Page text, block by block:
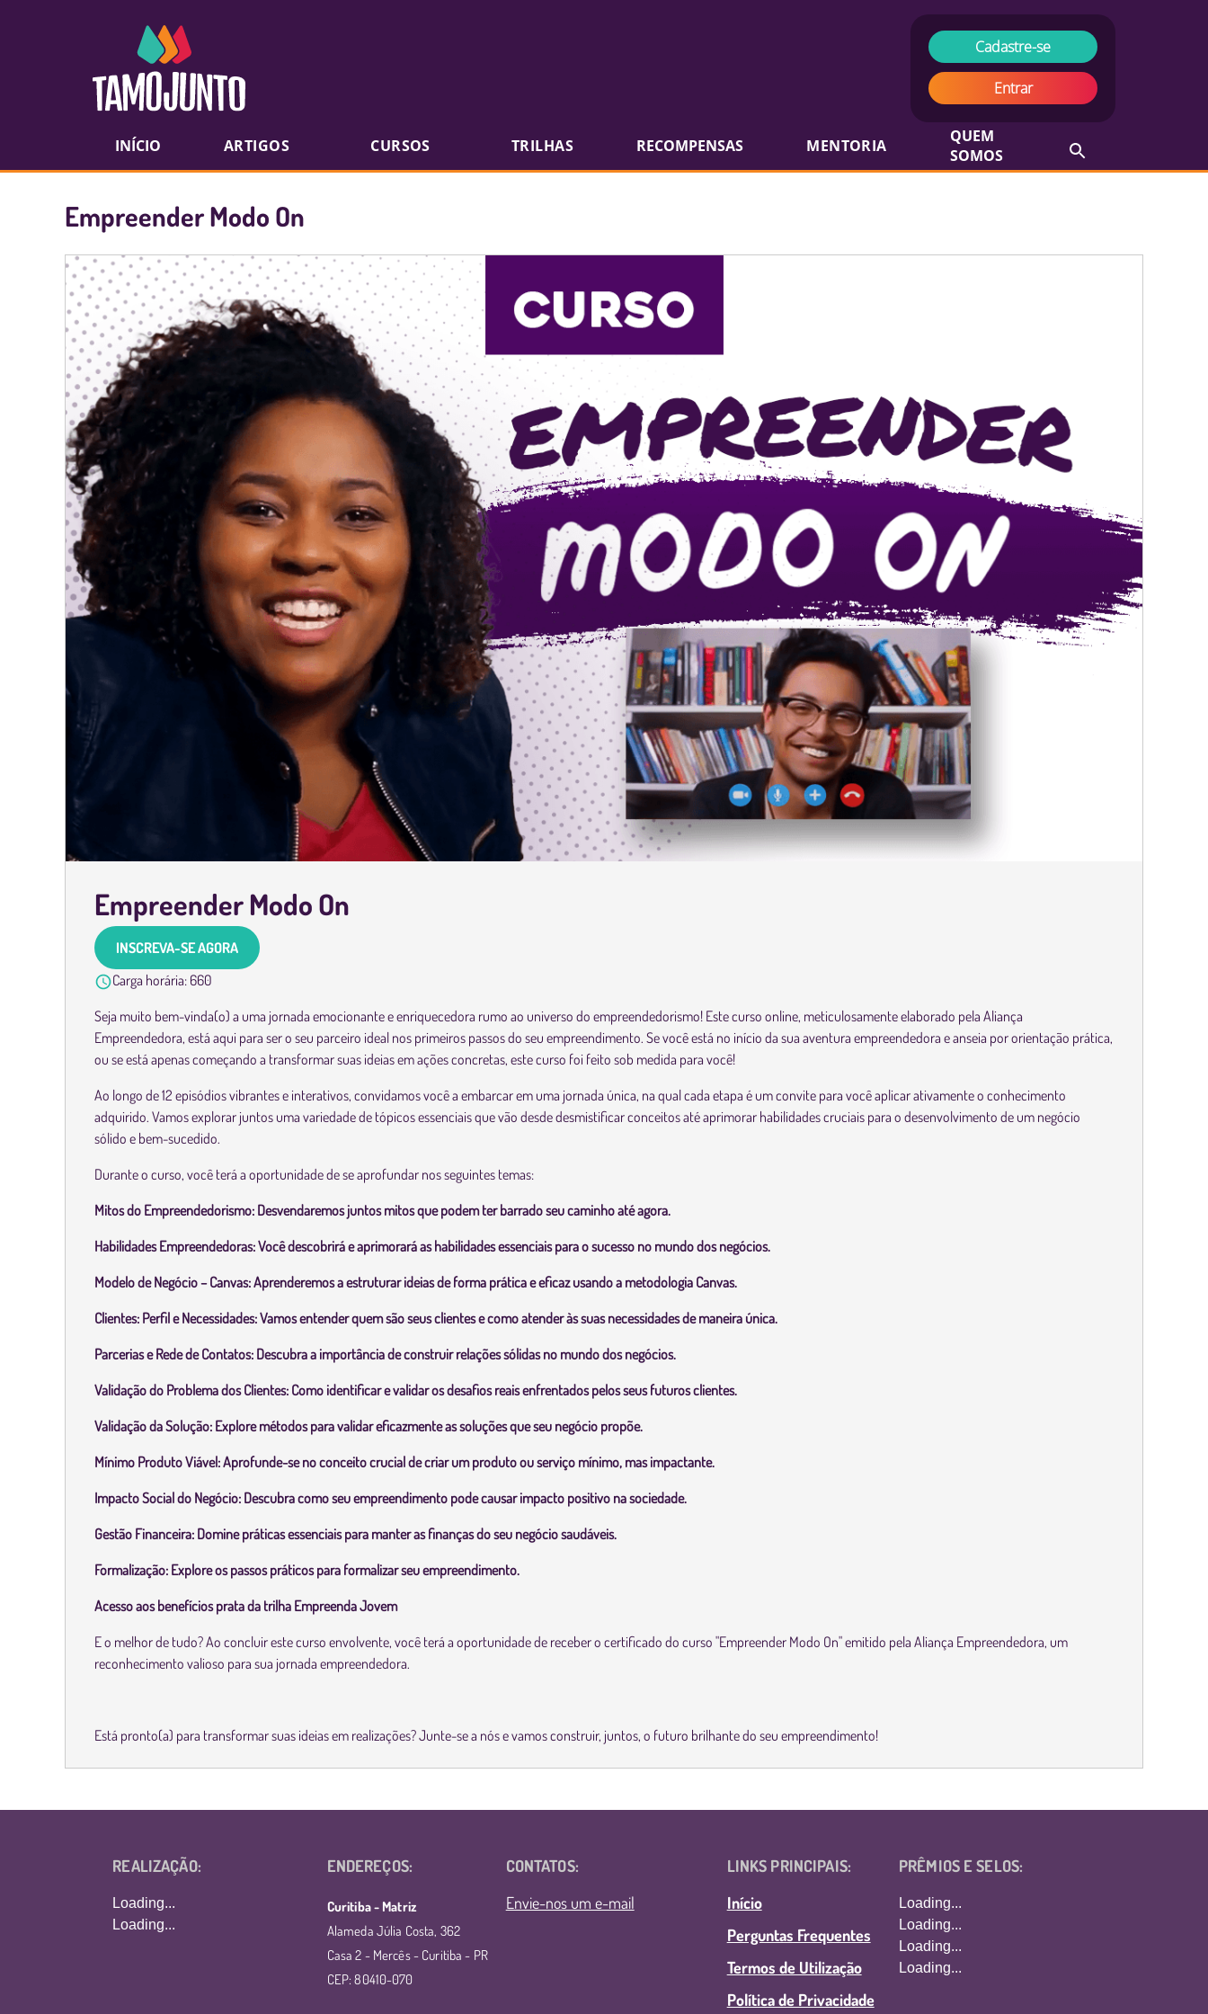
Cadastre-se
Entrar
INÍCIO ARTIGOS CURSOS TRILHAS RECOMPENSAS MENTORIA
QUEM
SOMOS
Empreender Modo On
Empreender Modo On
INSCREVA-SE AGORA
Carga horária: 660
Seja muito bem-vinda(o) a uma jornada emocionante e enriquecedora rumo ao universo do empreendedorismo! Este curso online, meticulosamente elaborado pela Aliança
Empreendedora, está aqui para ser o seu parceiro ideal nos primeiros passos do seu empreendimento. Se você está no início da sua aventura empreendedora e anseia por orientação prática,
ou se está apenas começando a transformar suas ideias em ações concretas, este curso foi feito sob medida para você!
Ao longo de 12 episódios vibrantes e interativos, convidamos você a embarcar em uma jornada única, na qual cada etapa é um convite para você aplicar ativamente o conhecimento
adquirido. Vamos explorar juntos uma variedade de tópicos essenciais que vão desde desmistificar conceitos até aprimorar habilidades cruciais para o desenvolvimento de um negócio
sólido e bem-sucedido.
Durante o curso, você terá a oportunidade de se aprofundar nos seguintes temas:
Mitos do Empreendedorismo: Desvendaremos juntos mitos que podem ter barrado seu caminho até agora.
Habilidades Empreendedoras: Você descobrirá e aprimorará as habilidades essenciais para o sucesso no mundo dos negócios.
Modelo de Negócio – Canvas: Aprenderemos a estruturar ideias de forma prática e eficaz usando a metodologia Canvas.
Clientes: Perfil e Necessidades: Vamos entender quem são seus clientes e como atender às suas necessidades de maneira única.
Parcerias e Rede de Contatos: Descubra a importância de construir relações sólidas no mundo dos negócios.
Validação do Problema dos Clientes: Como identificar e validar os desafios reais enfrentados pelos seus futuros clientes.
Validação da Solução: Explore métodos para validar eficazmente as soluções que seu negócio propõe.
Mínimo Produto Viável: Aprofunde-se no conceito crucial de criar um produto ou serviço mínimo, mas impactante.
Impacto Social do Negócio: Descubra como seu empreendimento pode causar impacto positivo na sociedade.
Gestão Financeira: Domine práticas essenciais para manter as finanças do seu negócio saudáveis.
Formalização: Explore os passos práticos para formalizar seu empreendimento.
Acesso aos benefícios prata da trilha Empreenda Jovem
E o melhor de tudo? Ao concluir este curso envolvente, você terá a oportunidade de receber o certificado do curso "Empreender Modo On" emitido pela Aliança Empreendedora, um
reconhecimento valioso para sua jornada empreendedora.
Está pronto(a) para transformar suas ideias em realizações? Junte-se a nós e vamos construir, juntos, o futuro brilhante do seu empreendimento!
REALIZAÇÃO:
Loading...
Loading...
ENDEREÇOS:
Curitiba - Matriz
Alameda Júlia Costa, 362
Casa 2 - Mercês - Curitiba - PR
CEP: 80410-070
CONTATOS:
Envie-nos um e-mail
LINKS PRINCIPAIS:
Início
Perguntas Frequentes
Termos de Utilização
Política de Privacidade
PRÊMIOS E SELOS:
Loading...
Loading...
Loading...
Loading...